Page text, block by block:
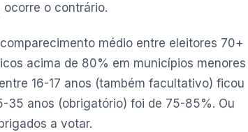
o contrário.
médio entre eleitores 70+
acima de 80% em municípios menores
16-17 anos (também facultativo) ficou
35 anos (obrigatório) foi de 75-85%. Ou
a votar.